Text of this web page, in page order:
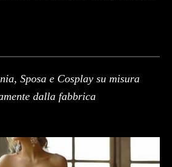
Sposa e Cosplay su misura
dalla fabbrica